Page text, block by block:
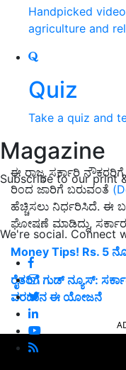
Handpicked
agriculture and
Quiz
Take a quiz and
Magazine
Subscribe to our print
We're social. Connect
ಈ ರಾಜ್ಯ ಸರ್ಕಾರಿ
ರಿಂದ ಜಾರಿಗೆ ಬರುವಂತೆ
ಹೆಚ್ಚಿಸಲು ನಿರ್ಧರಿಸಿದೆ. ಈ
ಘೋಷಣೆ ಮಾಡಿದ್ದು,
Money Tips! Rs. 5
ರೈತರಿಗೆ ಗುಡ್ ನ್ಯೂಸ್:
ವರದಾನ ಈ ಯೋಜನೆ